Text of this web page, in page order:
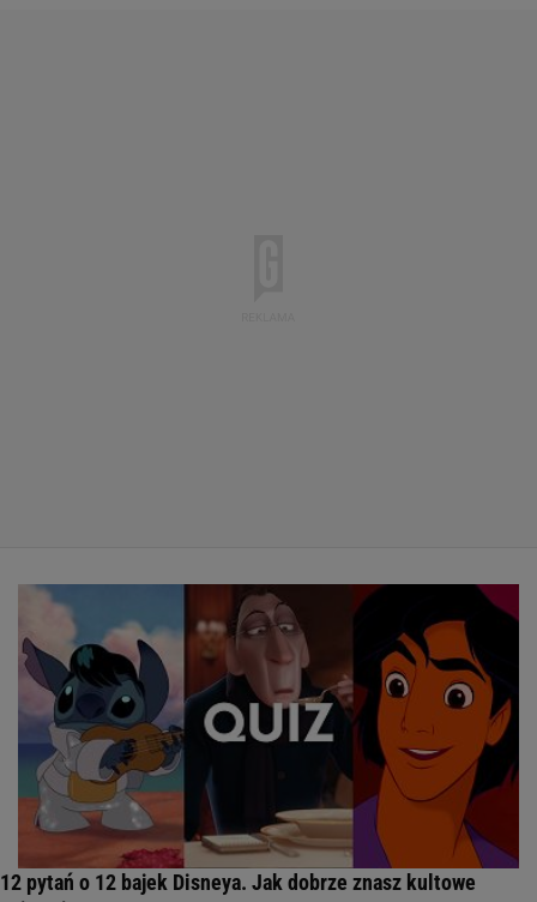
12 pytań o 12 bajek Disneya. Jak dobrze znasz kultowe